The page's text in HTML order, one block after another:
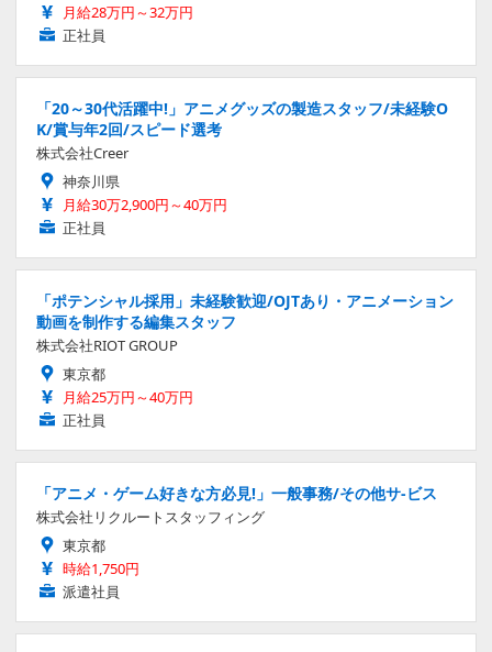
月給28万円～32万円
正社員
「20～30代活躍中!」アニメグッズの製造スタッフ/未経験O
K/賞与年2回/スピード選考
株式会社Creer
神奈川県
月給30万2,900円～40万円
正社員
「ポテンシャル採用」未経験歓迎/OJTあり・アニメーション
動画を制作する編集スタッフ
株式会社RIOT GROUP
東京都
月給25万円～40万円
正社員
「アニメ・ゲーム好きな方必見!」一般事務/その他サ-ビス
株式会社リクルートスタッフィング
東京都
時給1,750円
派遣社員